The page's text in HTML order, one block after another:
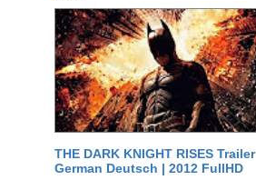
THE DARK KNIGHT RISES Trailer
German Deutsch | 2012 FullHD